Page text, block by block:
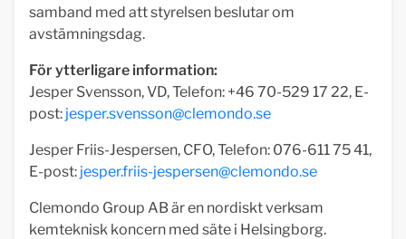
samband med att styrelsen beslutar om
avstämningsdag.
För ytterligare information:
Jesper Svensson, VD, Telefon: +46 70-529 17 22, E-
post: jesper.svensson@clemondo.se
Jesper Friis-Jespersen, CFO, Telefon: 076-611 75 41,
E-post: jesper.friis-jespersen@clemondo.se
Clemondo Group AB är en nordiskt verksam
kemteknisk koncern med säte i Helsingborg.